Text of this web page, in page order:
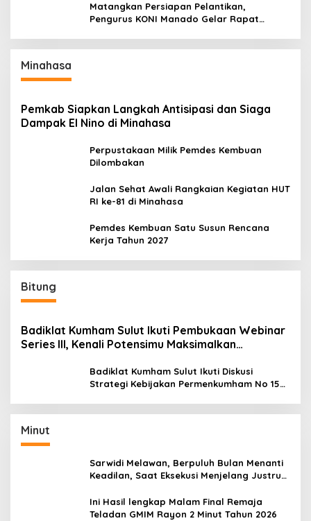
Matangkan Persiapan Pelantikan,
Pengurus KONI Manado Gelar Rapat
Minahasa
Pemkab Siapkan Langkah Antisipasi dan Siaga
Dampak El Nino di Minahasa
Perpustakaan Milik Pemdes Kembuan
Dilombakan
Jalan Sehat Awali Rangkaian Kegiatan HUT
RI ke-81 di Minahasa
Pemdes Kembuan Satu Susun Rencana
Kerja Tahun 2027
Bitung
Badiklat Kumham Sulut Ikuti Pembukaan Webinar
Series III, Kenali Potensimu Maksimalkan
Badiklat Kumham Sulut Ikuti Diskusi
Strategi Kebijakan Permenkumham No 15
Minut
Sarwidi Melawan, Berpuluh Bulan Menanti
Keadilan, Saat Eksekusi Menjelang Justru
Ini Hasil lengkap Malam Final Remaja
Teladan GMIM Rayon 2 Minut Tahun 2026